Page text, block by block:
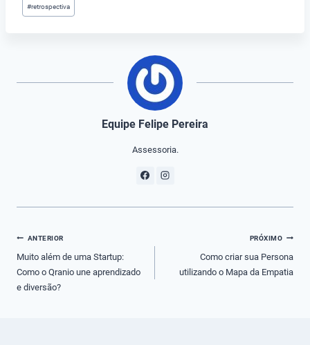
do
#retrospectiva
Equipe Felipe Pereira
Assessoria.
Navegação
de
Post
ANTERIOR
Muito além de uma Startup:
Como o Qranio une aprendizado
e diversão?
PRÓXIMO
Como criar sua Persona
utilizando o Mapa da Empatia